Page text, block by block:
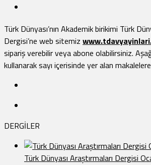
Türk Dünyası’nın Akademik birikimi Türk
Dergisi’ne web sitemiz
sipariş verebilir veya abone olabilirsiniz.
kullanarak sayı içerisinde yer alan
DERGİLER
Türk Dünyası Araştırmaları Dergisi